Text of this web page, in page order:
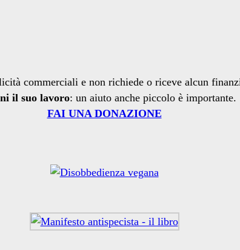
commerciali e non richiede o riceve alcun
il suo lavoro: un aiuto anche piccolo è importante.
FAI UNA DONAZIONE